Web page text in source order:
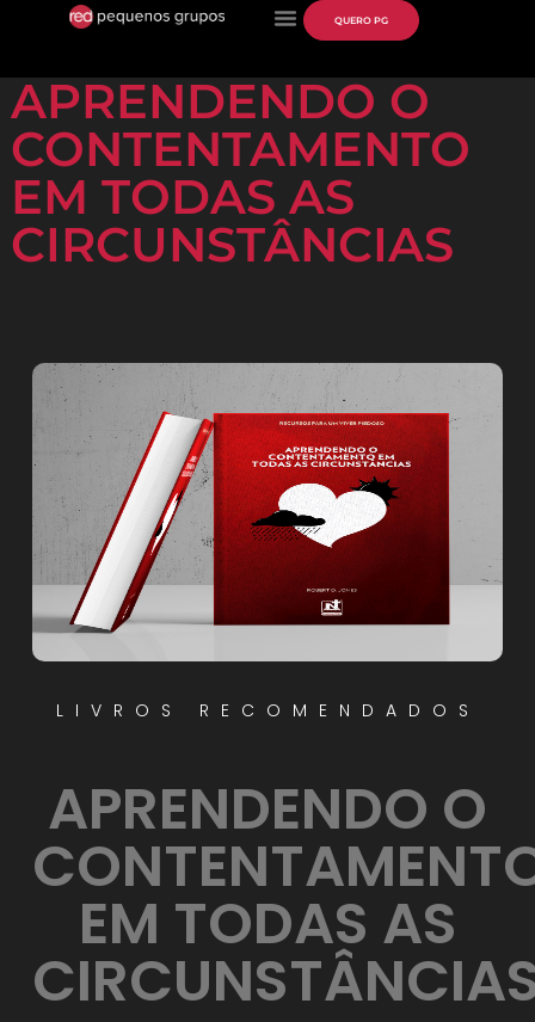
QUERO PG
APRENDENDO O
CONTENTAMENTO
EM TODAS AS
CIRCUNSTÂNCIAS
LIVROS RECOMENDADOS
APRENDENDO O
EM TODAS AS